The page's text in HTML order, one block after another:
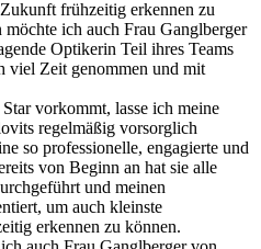
frühzeitig erkennen zu
ich auch Frau Ganglberger
Optikerin Teil ihres Teams
viel Zeit genommen und mit
vorkommt, lasse ich meine
regelmäßig vorsorglich
so professionelle, engagierte und
von Beginn an hat sie alle
und meinen
um auch kleinste
erkennen zu können.